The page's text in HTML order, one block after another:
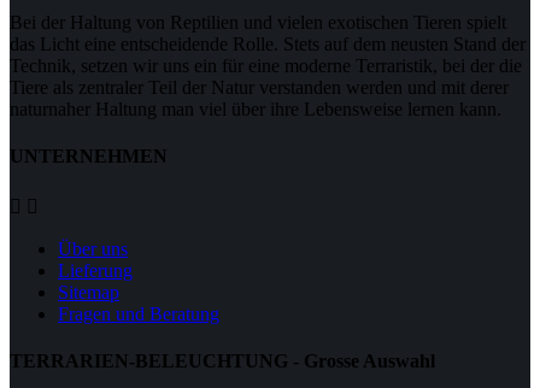
Bei der Haltung von Reptilien und vielen exotischen Tieren spielt
das Licht eine entscheidende Rolle. Stets auf dem neusten Stand der
Technik, setzen wir uns ein für eine moderne Terraristik, bei der die
Tiere als zentraler Teil der Natur verstanden werden und mit derer
naturnaher Haltung man viel über ihre Lebensweise lernen kann.
UNTERNEHMEN
 
Über uns
Lieferung
Sitemap
Fragen und Beratung
TERRARIEN-BELEUCHTUNG - Grosse Auswahl